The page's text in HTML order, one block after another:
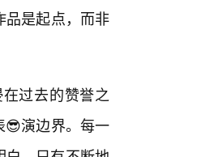
品是起点，而非
过去的赞誉之
😎演边界。每一